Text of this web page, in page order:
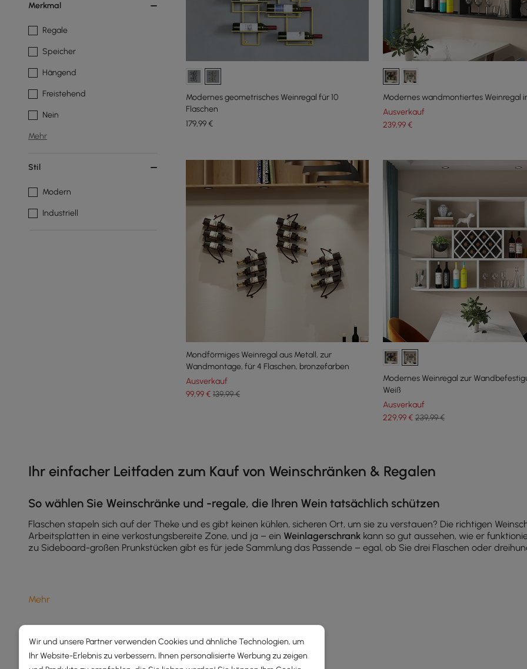
Merkmal
Regale
Speicher
Hängend
Freistehend
Nein
Mehr
Stil
Modern
Industriell
Modernes geometrisches Weinregal für 10
Flaschen
179,99€
Modernes wandmontiertes Weinregal
Ausverkauf
239,99€
Mondförmiges Weinregal aus Metall, zur
Wandmontage, für 4 Flaschen, bronzefarben
Ausverkauf
99,99€ 139,99 €
Modernes Weinregal zur
Weiß
Ausverkauf
229,99€ 239,99 €
Ihr einfacher Leitfaden zum Kauf von Weinschränken & Regalen
So wählen Sie Weinschränke und -regale, die Ihren Wein tatsächlich schützen
Flaschen stapeln sich auf der Theke und es gibt keinen kühlen, sicheren Ort, um sie zu verstauen? Die richtigen
Arbeitsplatten in eine verkostungsbereite Zone, und ja – ein Weinlagerschrank kann so gut aussehen, wie er
zu Sideboard-großen Prunkstücken gibt es für jede Sammlung das Passende – egal, ob Sie drei Flaschen oder
Weinschränke und -regale: Alltägliche Anwendungen, die wichtig sind
Sortieren Sie nach Rebsorte, Jahrgang oder Anlass, damit Party-Weine schnell griffbereit sind.
Halten Sie Rotweine bis zum Servieren aufrecht; lagern Sie langfristige Flaschen schräg, wenn sie verkorkt sind.
Verstauen Sie Korkenzieher, Belüfter, Servietten und Barhandtücher in Schubladen.
Mehr
Wir und unsere Partner verwenden Cookies und ähnliche Technologien, um
Ihr Website-Erlebnis zu verbessern, Ihnen personalisierte Werbung zu zeigen